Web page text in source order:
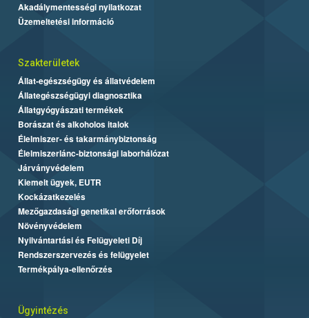
Akadálymentességi nyilatkozat
Üzemeltetési információ
Szakterületek
Állat-egészségügy és állatvédelem
Állategészségügyi diagnosztika
Állatgyógyászati termékek
Borászat és alkoholos italok
Élelmiszer- és takarmánybiztonság
Élelmiszerlánc-biztonsági laborhálózat
Járványvédelem
Kiemelt ügyek, EUTR
Kockázatkezelés
Mezőgazdasági genetikai erőforrások
Növényvédelem
Nyilvántartási és Felügyeleti Díj
Rendszerszervezés és felügyelet
Termékpálya-ellenőrzés
Ügyintézés